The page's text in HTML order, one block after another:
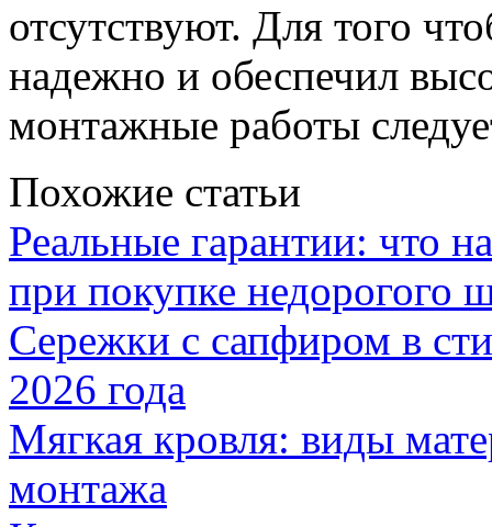
отсутствуют. Для того
надежно и обеспечил
монтажные работы
Похожие статьи
Реальные гарантии: что
при покупке недорогого
Сережки с сапфиром в
2026 года
Мягкая кровля: виды
монтажа